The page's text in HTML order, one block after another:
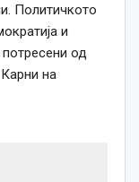
Политичкото
и
од
Карни на